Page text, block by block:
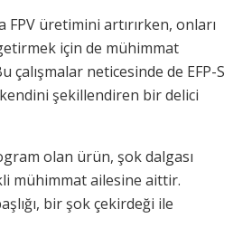
üretimini artırırken, onları
için de mühimmat
çalışmalar neticesinde de EFP-S
şekillendiren bir delici
olan ürün, şok dalgası
mühimmat ailesine aittir.
bir şok çekirdeği ile